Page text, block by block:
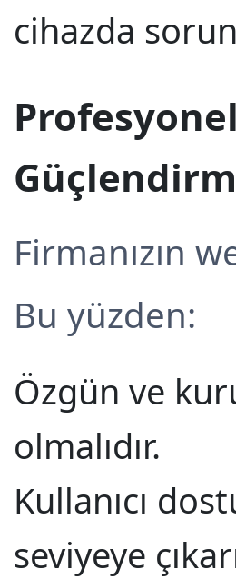
cihazda
Firmanızın
Bu yüzden:
Özgün ve
olmalıdır.
Kullanıcı
seviyeye